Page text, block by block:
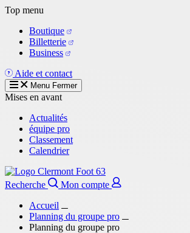
Aller
contenu
principal
Top menu
Boutique
Billetterie
Business
Aide et contact
Menu Fermer
Mises en avant
Actualités
équipe pro
Classement
Calendrier
Recherche
Mon compte
Accueil
Planning du groupe pro
Planning du groupe pro